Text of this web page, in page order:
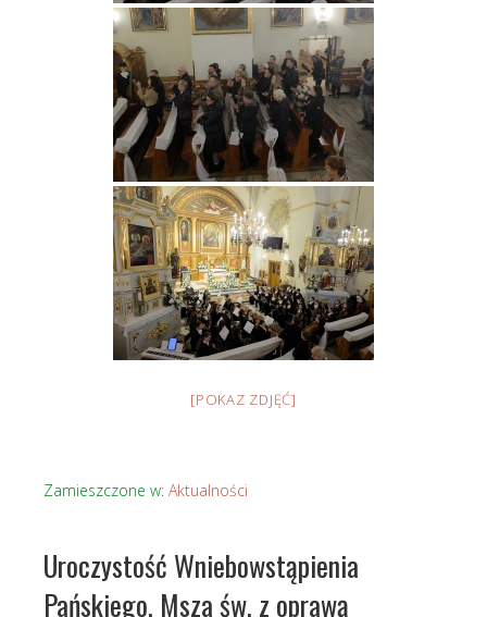
[POKAZ ZDJĘĆ]
Zamieszczone w: Aktualności
Uroczystość Wniebowstąpienia
Pańskiego, Msza św. z oprawą